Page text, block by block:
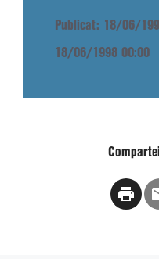
Publicat: 18/06/
18/06/1998 00:00